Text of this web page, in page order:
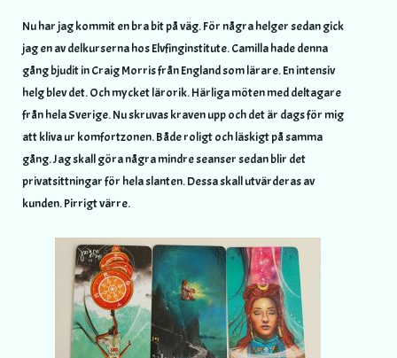
Nu har jag kommit en bra bit på väg. För några helger sedan gick
jag en av delkurserna hos Elvfinginstitute. Camilla hade denna
gång bjudit in Craig Morris från England som lärare. En intensiv
helg blev det. Och mycket lärorik. Härliga möten med deltagare
från hela Sverige. Nu skruvas kraven upp och det är dags för mig
att kliva ur komfortzonen. Både roligt och läskigt på samma
gång. Jag skall göra några mindre seanser sedan blir det
privatsittningar för hela slanten. Dessa skall utvärderas av
kunden. Pirrigt värre.